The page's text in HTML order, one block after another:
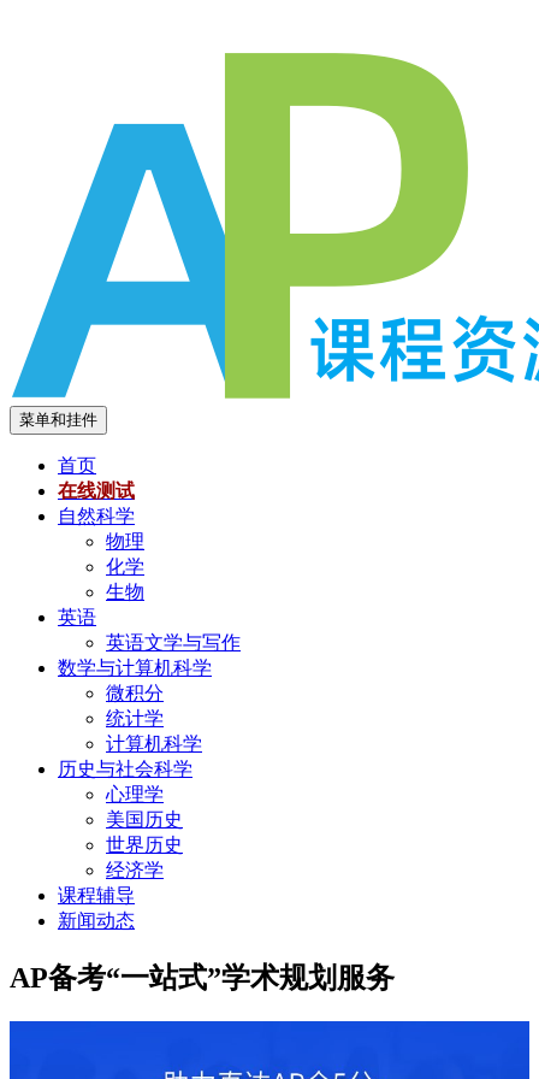
菜单和挂件
首页
在线测试
自然科学
物理
化学
生物
英语
英语文学与写作
数学与计算机科学
微积分
统计学
计算机科学
历史与社会科学
心理学
美国历史
世界历史
经济学
课程辅导
新闻动态
AP备考“一站式”学术规划服务